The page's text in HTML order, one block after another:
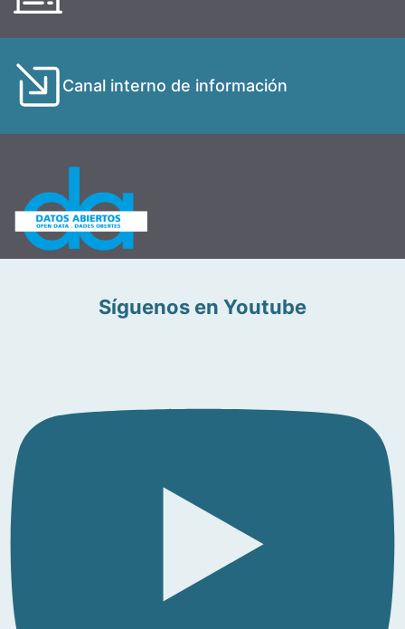
Canal interno de información
Síguenos en Youtube